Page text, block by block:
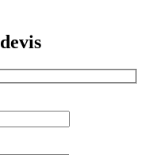
devis